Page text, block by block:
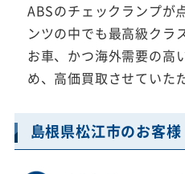
ABSのチェックランプが
ンツの中でも最高級クラ
お車、かつ海外需要の高
め、高価買取させていた
島根県松江市のお客様